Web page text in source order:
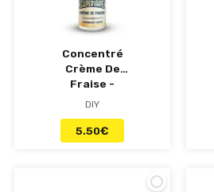
Concentré
Crème De
Fraise -
Supervape
DIY
5.50€